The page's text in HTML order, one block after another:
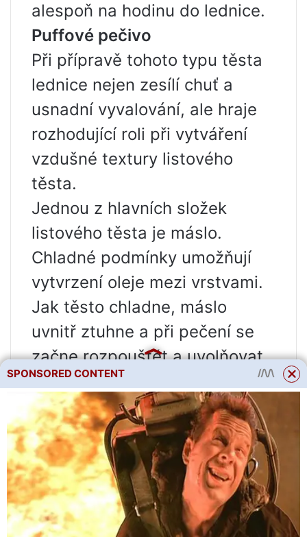
alespoň na hodinu do lednice.
Puffové pečivo
Při přípravě tohoto typu těsta
lednice nejen zesílí chuť a
usnadní vyvalování, ale hraje
rozhodující roli při vytváření
vzdušné textury listového
těsta.
Jednou z hlavních složek
listového těsta je máslo.
Chladné podmínky umožňují
vytvrzení oleje mezi vrstvami.
Jak těsto chladne, máslo
uvnitř ztuhne a při pečení se
začne rozpouštět a uvolňovat
páru, čímž se mezi vrstvami
těsta vytvoří mnoho
vzduchových kapes. To dává
pečivu křupavou texturu a
objem.
Pokud si chcete usnadnit
proces vyvalování a tvarování
SPONSORED CONTENT